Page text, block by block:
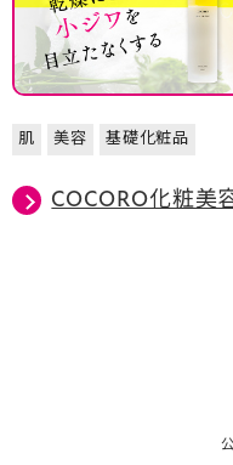
肌 美容 基礎化粧品
COCORO化粧美